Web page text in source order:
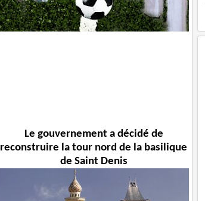
Le gouvernement a décidé de
reconstruire la tour nord de la basilique
de Saint Denis